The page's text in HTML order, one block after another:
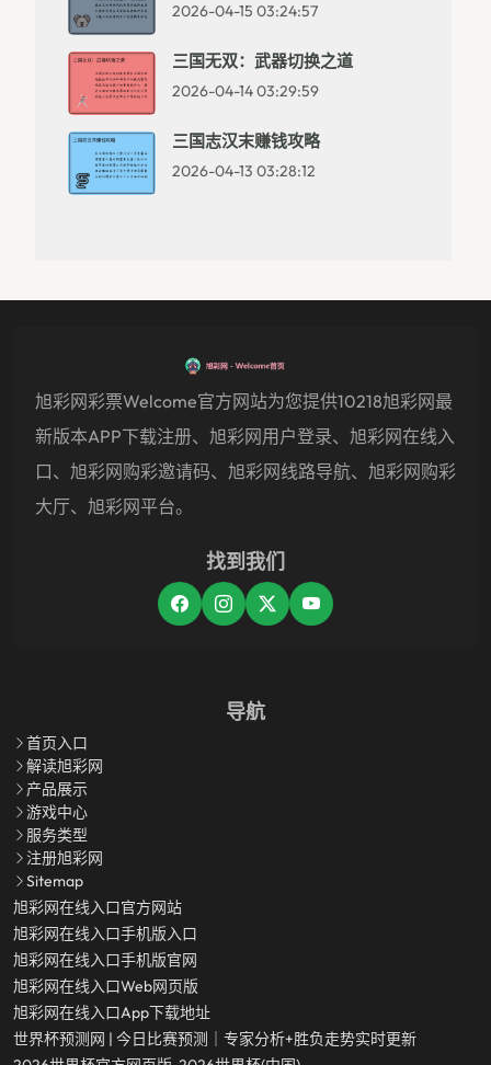
2026-04-15 03:24:57
三国无双：武器切换之道
2026-04-14 03:29:59
三国志汉末赚钱攻略
2026-04-13 03:28:12
旭彩网彩票welcome官方网站为您提供10218旭彩网最
新版本APP下载注册、旭彩网用户登录、旭彩网在线入
口、旭彩网购彩邀请码、旭彩网线路导航、旭彩网购彩
大厅、旭彩网平台。
找到我们
导航
首页入口
解读旭彩网
产品展示
游戏中心
服务类型
注册旭彩网
Sitemap
旭彩网在线入口官方网站
旭彩网在线入口手机版入口
旭彩网在线入口手机版官网
旭彩网在线入口Web网页版
旭彩网在线入口app下载地址
世界杯预测网 | 今日比赛预测｜专家分析+胜负走势实时更新